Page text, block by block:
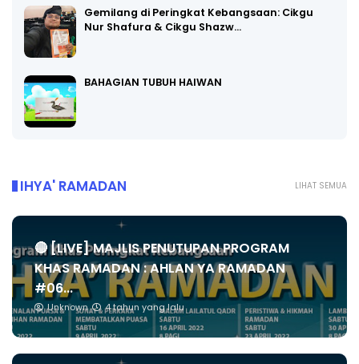
Gemilang di Peringkat Kebangsaan: Cikgu
Nur Shafura & Cikgu Shazw…
BAHAGIAN TUBUH HAIWAN
LIHAT SEMUA
IHYA' RAMADAN
🔴 [LIVE] MAJLIS PENUTUPAN PROGRAM
KHAS RAMADAN : AHLAN YA RAMADAN
#06...
Unknown 4 tahun yang lalu